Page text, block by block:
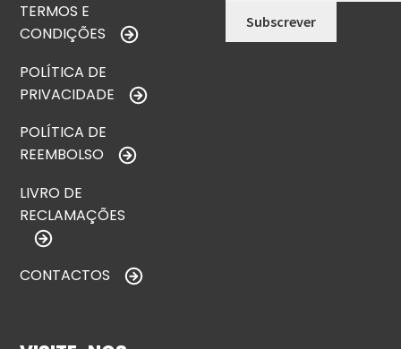
TERMOS E
CONDIÇÕES
POLÍTICA DE
PRIVACIDADE
POLÍTICA DE
REEMBOLSO
LIVRO DE
RECLAMAÇÕES
CONTACTOS